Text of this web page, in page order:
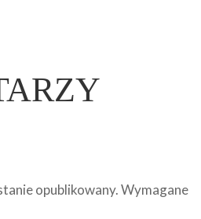
opublikowany.Wymagane